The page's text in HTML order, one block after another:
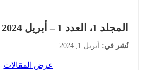
المجلد 1، العدد 1 – أبريل 2024
نُشر في: أبريل 1, 2024
عرض المقالات